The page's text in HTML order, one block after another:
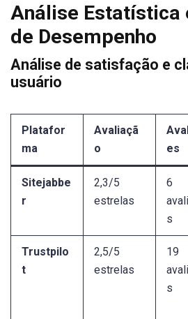
Análise Estatística
de Desempenho
Análise de satisfação e
usuário
Platafor
ma
Avaliaçã
o
es
Sitejabbe
r
2,3/5
estrelas
6
s
Trustpilo
t
2,5/5
estrelas
19
s